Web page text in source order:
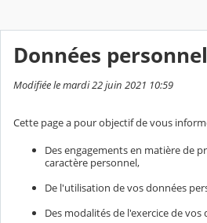
Données
Modifiée le mardi 22 juin 2021 10:59
Cette page a pour objectif de vous
Des engagements en matière de
caractère personnel,
De l'utilisation de vos données
Des modalités de l'exercice de vos